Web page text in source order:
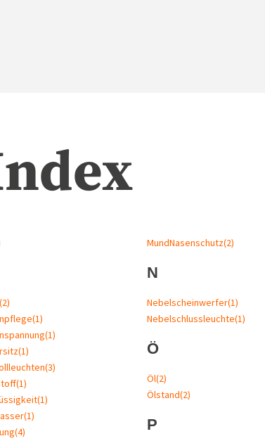
(2)
(1)
(1)
(1)
(3)
(1)
(1)
(1)
(4)
MundNasenschutz(2)
N
Nebelscheinwerfer(1)
Nebelschlussleuchte(1)
Ö
Öl(2)
Ölstand(2)
P